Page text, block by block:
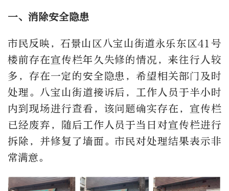
一、消除安全隐患
市民反映，石景山区八宝山街道永乐东区41号
楼前存在宣传栏年久失修的情况，来往行人较
多，存在一定的安全隐患，希望相关部门及时
处理。八宝山街道接诉后，工作人员于半小时
内到现场进行查看，该问题确实存在，宣传栏
已经废弃，随后工作人员于当日对宣传栏进行
拆除，并修复了墙面。市民对处理结果表示非
常满意。